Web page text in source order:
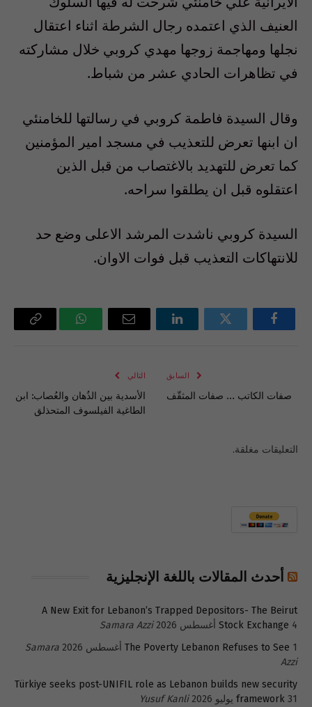
العنيف الذي اعتمده رجال الشرطة اثناء اعتقال
نجلها ومهاجمة زوجها مهدي كروبي خلال مشاركته
في تظاهرات الحادي عشر من شباط.
وقال السيدة فاطمة كروبي في رسالتها للخامنئي
ان ابنها تعرض للتعذيب في مسجد امير المؤمنين
كما تعرض للتهديد بالاغتصاب من قبل الذين
اعتقلوه قبل ان يطلقوا سراحه.
السيدة كروبي ناشدت المرشد الاعلى وضع حد
للانتهاكات التعذيب قبل فوات الاوان.
فيسبوك تويتر لينكدإن
البريد
واتساب Copy
السابق
صفات الكاتب … صفات المثقّف
التالي
الأسدية بين الذُهان والعُصاب: ابن
الطاغية الفيلسوف المتحذلق
التعليقات مغلقة.
أحدث المقالات باللغة الإنجليزية
A New Exit for Lebanon’s Trapped Depositors- The Beirut
Stock Exchange 4 أغسطس 2026
Samara Azzi
The Poverty Lebanon Refuses to See 1 أغسطس 2026
Samara
Azzi
Türkiye seeks post-UNIFIL role as Lebanon builds new security
framework 31 يوليو 2026
Yusuf Kanli